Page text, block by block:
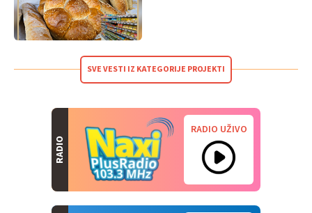
SVE VESTI IZ KATEGORIJE PROJEKTI
RADIO
RADIO UŽIVO